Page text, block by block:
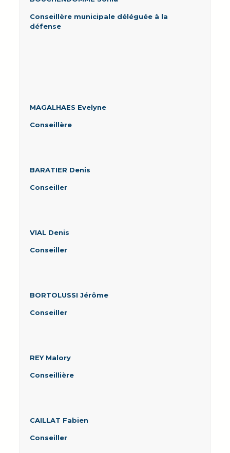
Conseillère municipale déléguée à la
défense
MAGALHAES Evelyne
Conseillère
BARATIER Denis
Conseiller
VIAL Denis
Conseiller
BORTOLUSSI Jérôme
Conseiller
REY Malory
Conseillière
CAILLAT Fabien
Conseiller